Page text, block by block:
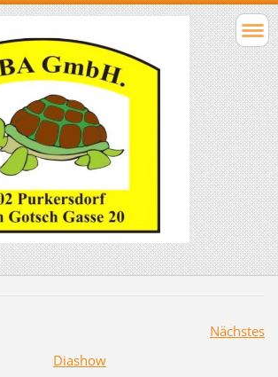
Nächstes
Diashow